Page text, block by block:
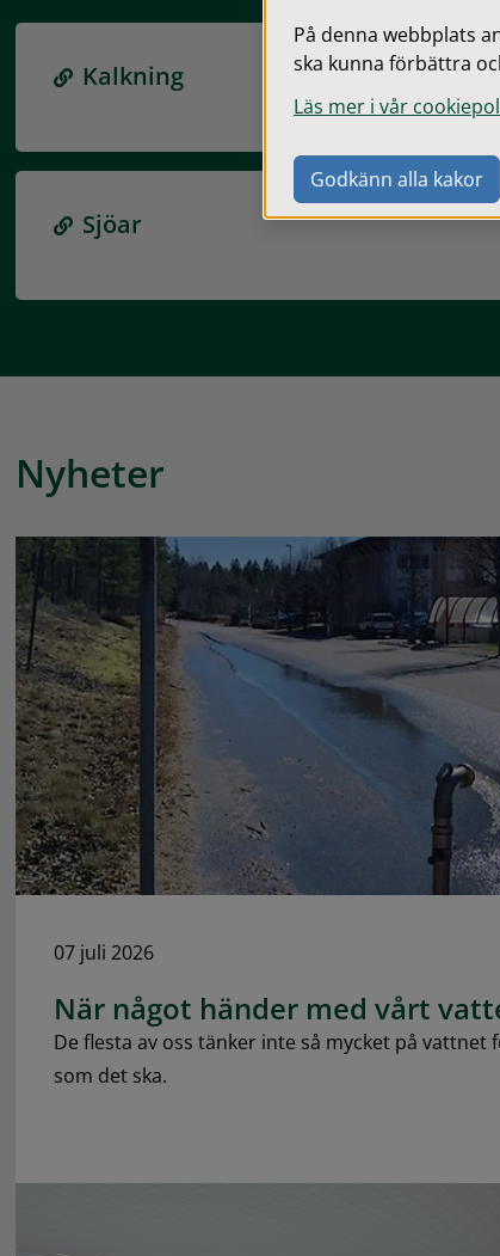
Kalkning
Sjöar
Nyheter
07 juli 2026
När något händer med vårt
De flesta av oss tänker inte så mycket på
som det ska.
På denna webbplats
ska kunna förbättra
Läs mer i vår
Godkänn alla kakor